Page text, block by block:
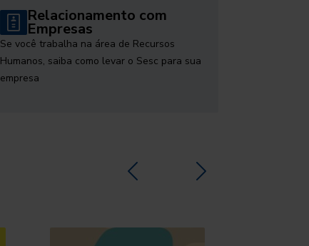
Relacionamento com
Empresas
Se você trabalha na área de Recursos
Humanos, saiba como levar o Sesc para sua
empresa